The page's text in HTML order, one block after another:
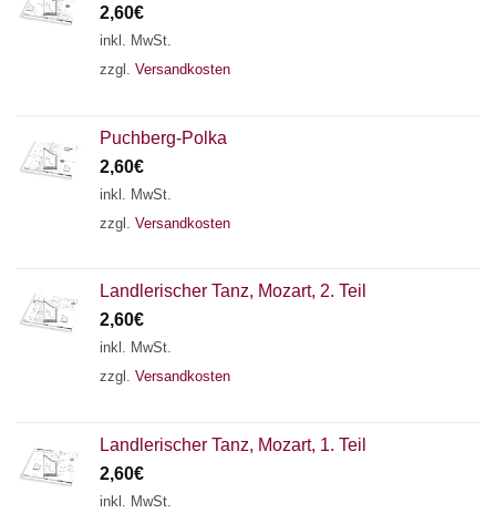
2,60€
inkl. MwSt.
zzgl. Versandkosten
Puchberg-Polka
2,60€
inkl. MwSt.
zzgl. Versandkosten
Landlerischer Tanz, Mozart, 2. Teil
2,60€
inkl. MwSt.
zzgl. Versandkosten
Landlerischer Tanz, Mozart, 1. Teil
2,60€
inkl. MwSt.